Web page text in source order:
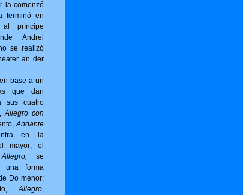
la comenzó
terminó en
al príncipe
Andrei
se realizó
an der
base a un
que dan
sus cuatro
Allegro con
Andante
en la
mayor; el
se
una forma
Do menor;
Allegro,